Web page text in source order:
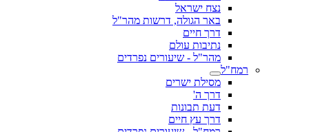
נצח ישראל
באר הגולה, דרשות מהר"ל
דרך חיים
נתיבות עולם
מהר"ל - שיעורים נפרדים
רמח"ל
מסילת ישרים
דרך ה'
דעת תבונות
דרך עץ חיים